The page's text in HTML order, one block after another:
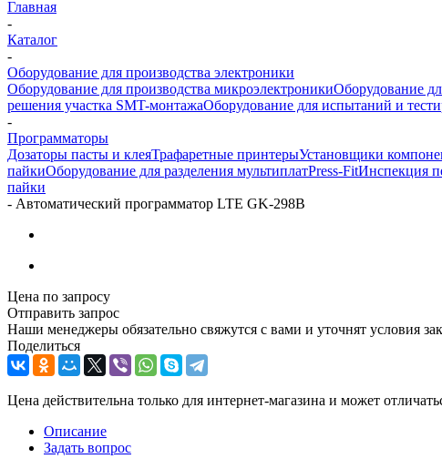
Главная
-
Каталог
-
Оборудование для производства электроники
Оборудование для производства микроэлектроникиОборудование
решения участка SMT-монтажаОборудование для испытаний и
-
Программаторы
Дозаторы пасты и клеяТрафаретные принтерыУстановщики
пайкиОборудование для разделения мультиплатPress-FitИнспекция
пайки
- Автоматический программатор LTE GK-298B
Цена по запросу
Отправить запрос
Наши менеджеры обязательно свяжутся с вами и уточнят условия
Поделиться
Цена действительна только для интернет-магазина и может
Описание
Задать вопрос